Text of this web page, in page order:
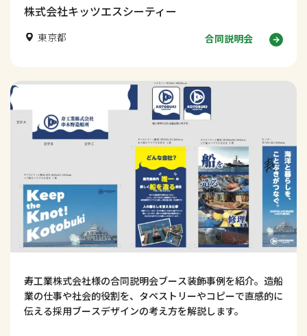
株式会社キッツエスシーティー
東京都 合同説明会
寿工業株式会社様の合同説明会ブース装飾事例を紹介。造船
業の仕事や社会的役割を、タペストリーやコピーで直感的に
伝える採用ブースデザインの考え方を解説します。